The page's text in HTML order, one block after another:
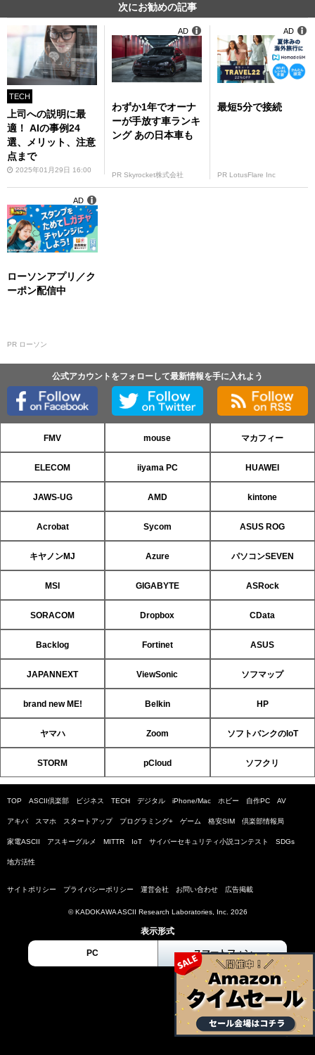
次にお勧めの記事
TECH
上司への説明に最
適！ AIの事例24
選、メリット、注意
点まで
2025年01月29日 16:00
わずか1年でオーナ
ーが手放す車ランキ
ング あの日本車も
PR Skyrocket株式会社
AD
最短5分で接続
PR LotusFlare Inc
AD
ローソンアプリ／ク
ーポン配信中
PR ローソン
AD
公式アカウントをフォローして最新情報を手に入れよう
FMV mouse マカフィー
ELECOM iiyama PC HUAWEI
JAWS-UG AMD kintone
Acrobat Sycom ASUS ROG
キヤノンMJ Azure パソコンSEVEN
MSI GIGABYTE ASRock
SORACOM Dropbox CData
Backlog Fortinet ASUS
JAPANNEXT ViewSonic ソフマップ
brand new ME! Belkin HP
ヤマハ Zoom ソフトバンクのIoT
STORM pCloud ソフクリ
TOP ASCII倶楽部 ビジネス TECH デジタル iPhone/Mac ホビー 自作PC AV
アキバ スマホ スタートアップ プログラミング+ ゲーム 格安SIM 倶楽部情報局
家電ASCII アスキーグルメ MITTR IoT サイバーセキュリティ小説コンテスト SDGs
地方活性
サイトポリシー プライバシーポリシー 運営会社 お問い合わせ 広告掲載
© KADOKAWA ASCII Research Laboratories, Inc. 2026
表示形式
PC スマートフォン